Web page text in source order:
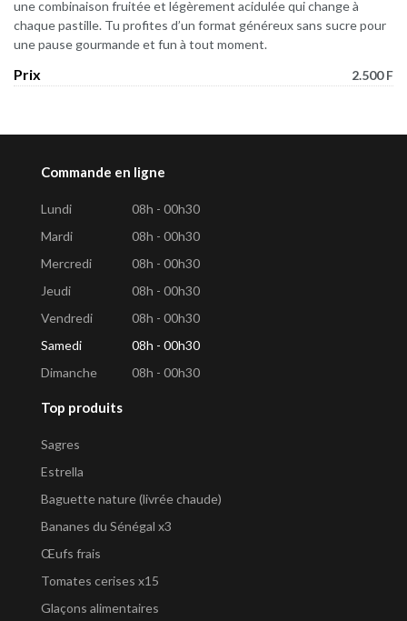
une combinaison fruitée et légèrement acidulée qui change à
chaque pastille. Tu profites d’un format généreux sans sucre pour
une pause gourmande et fun à tout moment.
Prix 2.500 F
Commande en ligne
Lundi
08h - 00h30
Mardi
08h - 00h30
Mercredi
08h - 00h30
Jeudi
08h - 00h30
Vendredi
08h - 00h30
Samedi
08h - 00h30
Dimanche
08h - 00h30
Top produits
Sagres
Estrella
Baguette nature (livrée chaude)
Bananes du Sénégal x3
Œufs frais
Tomates cerises x15
Glaçons alimentaires